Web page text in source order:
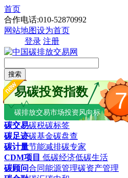
首页
合作电话:010-52870992
网站地图设为首页
登录 注册
搜索
7
易碳投资指数
碳排放交易市场投资风向标
碳交易碳税碳标签
碳足迹碳基金碳盘查
碳计量节能减排碳专家
CDM项目 低碳经济低碳生活
碳顾问合同能源管理碳资产管理